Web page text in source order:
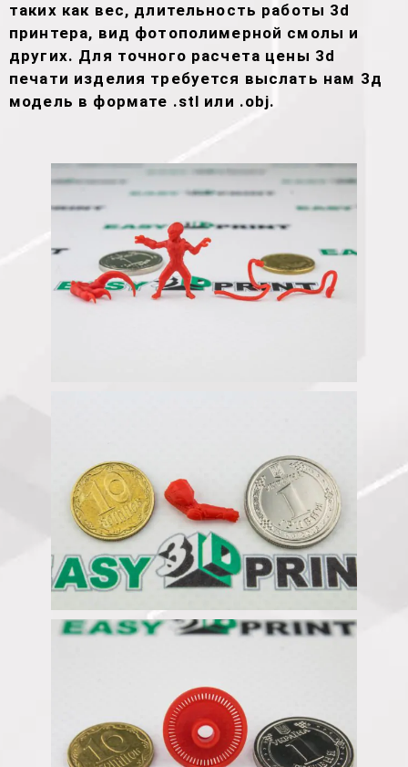
таких как вес, длительность работы 3d
принтера, вид фотополимерной смолы и
других. Для точного расчета цены 3d
печати изделия требуется выслать нам 3д
модель в формате .stl или .obj.